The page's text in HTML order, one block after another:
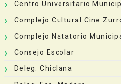
Centro Universitario
Complejo Cultural Cine
Complejo Natatorio
Consejo Escolar
Deleg. Chiclana